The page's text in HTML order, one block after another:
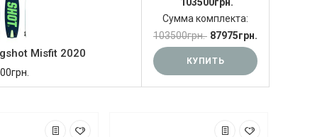
Misfit 2020
Сумма комплекта:
103500грн. 87975грн.
КУПИТЬ